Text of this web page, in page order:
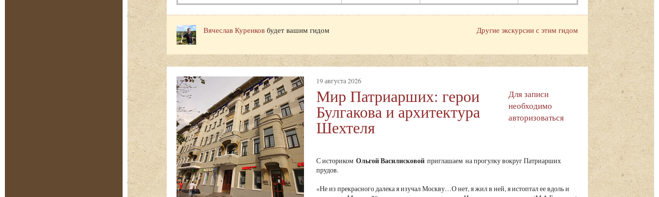
Другие экскурсии с этим гидом
Вячеслав Куренков будет вашим гидом
19 августа 2026
Мир Патриарших: герои
Булгакова и архитектура
Шехтеля
Для записи
необходимо
авторизоваться
С историком Ольгой Василисковой приглашаем на прогулку вокруг Патриарших
прудов.
«Не из прекрасного далека я изучал Москву…О нет, я жил в ней, я истоптал ее вдоль и